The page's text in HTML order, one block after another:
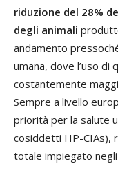
riduzione del 28%
degli animali
andamento
umana, dove l’uso di
costantemente
Sempre a livello
priorità per la salute
cosiddetti HP-CIAs),
totale impiegato